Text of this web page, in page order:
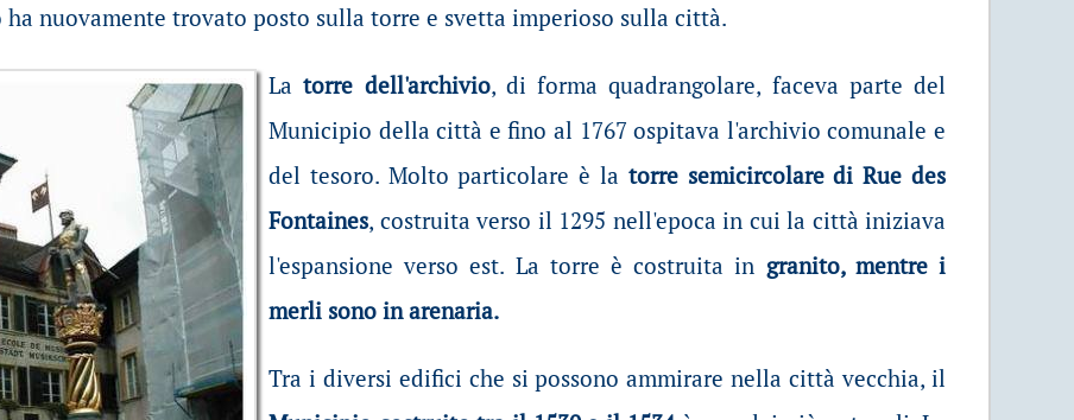
nuovamente trovato posto sulla torre e svetta imperioso sulla città.
Latorre dell'archivio, di forma quadrangolare, faceva parte del
Municipio della città e fino al 1767 ospitava l'archivio comunale e
del tesoro. Molto particolare è la torre semicircolare di Rue des
Fontaines, costruita verso il 1295 nell'epoca in cui la città iniziava
l'espansione verso est. La torre è costruita in granito, mentre i
merli sono in arenaria.
Tra i diversi edifici che si possono ammirare nella città vecchia, il